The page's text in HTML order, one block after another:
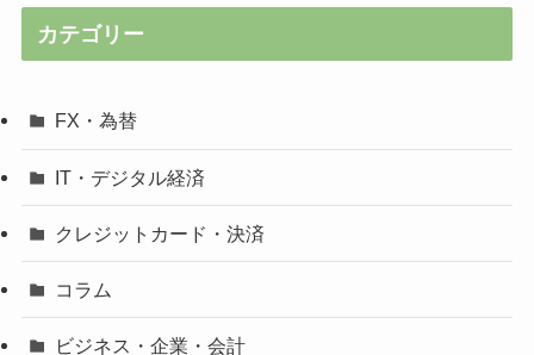
カテゴリー
FX・為替
IT・デジタル経済
クレジットカード・決済
コラム
ビジネス・企業・会計